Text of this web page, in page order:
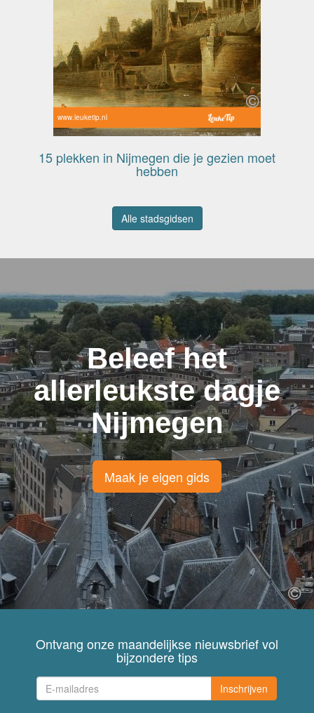
www.leuketip.nl
15 plekken in Nijmegen die je gezien moet
hebben
Alle stadsgidsen
Beleef het
allerleukste dagje
Nijmegen
Maak je eigen gids
Ontvang onze maandelijkse nieuwsbrief vol
bijzondere tips
Inschrijven